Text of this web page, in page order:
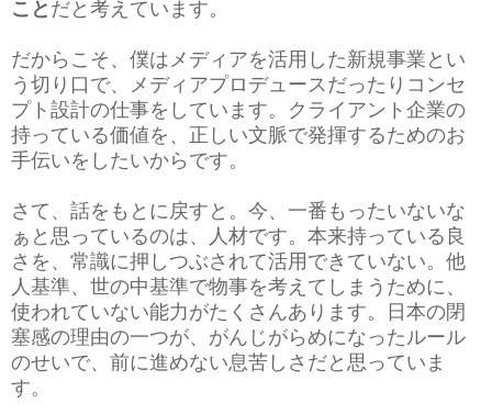
こと だと考えています。
だからこそ、僕はメディアを活用した新規事業とい
う切り口で、メディアプロデュースだったりコンセ
プト設計の仕事をしています。クライアント企業の
持っている価値を、正しい文脈で発揮するためのお
手伝いをしたいからです。
さて、話をもとに戻すと。今、一番もったいないな
ぁと思っているのは、人材です。本来持っている良
さを、常識に押しつぶされて活用できていない。他
人基準、世の中基準で物事を考えてしまうために、
使われていない能力がたくさんあります。日本の閉
塞感の理由の一つが、がんじがらめになったルール
のせいで、前に進めない息苦しさだと思っていま
す。